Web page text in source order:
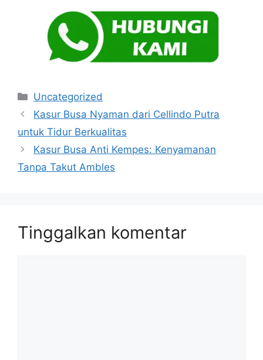
Kategori
Uncategorized
Kasur Busa Nyaman dari Cellindo Putra
untuk Tidur Berkualitas
Kasur Busa Anti Kempes: Kenyamanan
Tanpa Takut Ambles
Tinggalkan komentar